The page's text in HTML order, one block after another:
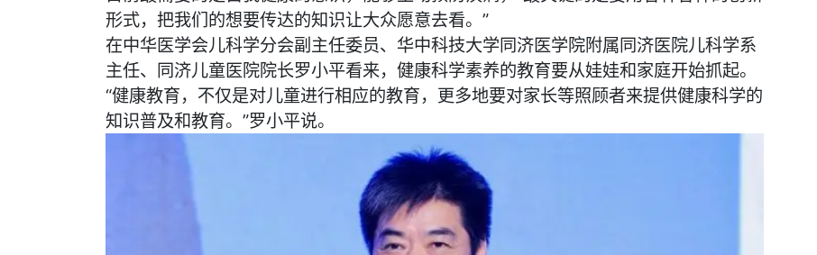
形式，把我们的想要传达的知识让大众愿意去看。”
在中华医学会儿科学分会副主任委员、华中科技大学同济医学院附属同济医院儿科学系
主任、同济儿童医院院长罗小平看来，健康科学素养的教育要从娃娃和家庭开始抓起。
“健康教育，不仅是对儿童进行相应的教育，更多地要对家长等照顾者来提供健康科学的
知识普及和教育。”罗小平说。